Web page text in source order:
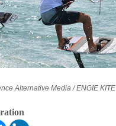
Alternative Media / ENGIE